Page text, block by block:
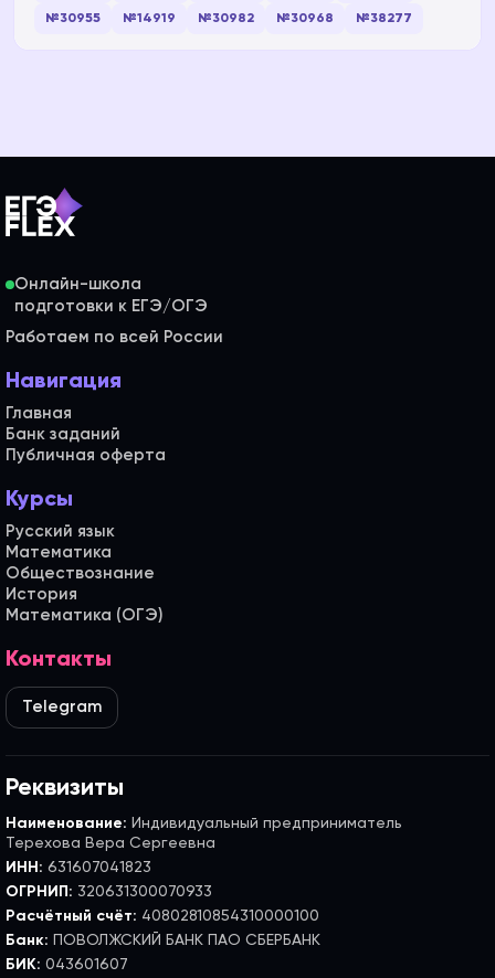
№30955 №14919 №30982 №30968 №38277
Онлайн-школа
Работаем по всей России
Навигация
Главная
Банк заданий
Публичная оферта
Курсы
Русский язык
Математика
Обществознание
История
Математика (ОГЭ)
Контакты
Telegram
Реквизиты
Наименование: Индивидуальный предприниматель
Терехова Вера Сергеевна
ИНН: 631607041823
ОГРНИП: 320631300070933
Расчётный счёт: 40802810854310000100
Банк: ПОВОЛЖСКИЙ БАНК ПАО СБЕРБАНК
БИК: 043601607